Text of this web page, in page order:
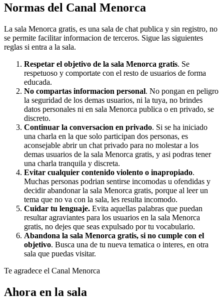
Normas del Canal Menorca
La sala Menorca gratis, es una sala de chat publica y sin registro, no
se permite facilitar informacion de terceros. Sigue las siguientes
reglas si entra a la sala.
Respetar el objetivo de la sala Menorca gratis. Se
respetuoso y comportate con el resto de usuarios de forma
educada.
No compartas informacion personal. No pongan en peligro
la seguridad de los demas usuarios, ni la tuya, no brindes
datos personales ni en sala Menorca publica o en privado, se
discreto.
Continuar la conversacion en privado. Si se ha iniciado
una charla en la que solo participan dos personas, es
aconsejable abrir un chat privado para no molestar a los
demas usuarios de la sala Menorca gratis, y asi podras tener
una charla tranquila y discreta.
Evitar cualquier contenido violento o inapropiado.
Muchas personas podrian sentirse incomodas u ofendidas y
decidir abandonar la sala Menorca gratis, porque al leer un
tema que no va con la sala, les resulta incomodo.
Cuidar tu lenguaje. Evita aquellas palabras que puedan
resultar agraviantes para los usuarios en la sala Menorca
gratis, no dejes que seas expulsado por tu vocabulario.
Abandona la sala Menorca gratis, si no cumple con el
objetivo. Busca una de tu nueva tematica o interes, en otra
sala que puedas visitar.
Te agradece el Canal Menorca
Ahora en la sala